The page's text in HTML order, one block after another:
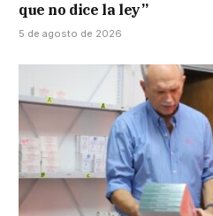
que no dice la ley”
5 de agosto de 2026